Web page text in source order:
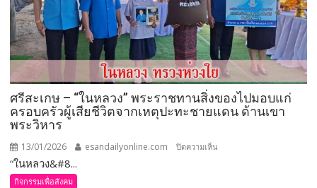
ประชุม
สามัญ
ครั้ง
ที่
23
ประจำ
ปี
ศรีสะเกษ – “ในหลวง” พระราชทานสิ่งของไปมอบแก่
ครอบครัวผู้เสียชีวิตจากเหตุปะทะชายแดน ด้านเขา
พระวิหาร
13/01/2026 esandailyonline.com ปิดความเห็น
“ในหลวง&#8...
กิจกรรมเพื่อสังคม